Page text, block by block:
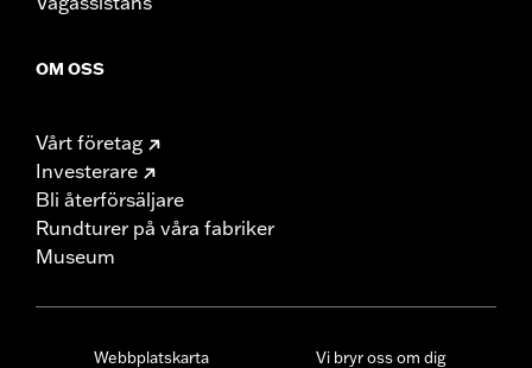
OM OSS
Vårt företag
Investerare
Bli återförsäljare
Rundturer på våra fabriker
Museum
Webbplatskarta
Vi bryr oss om dig